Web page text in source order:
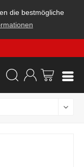
die bestmögliche